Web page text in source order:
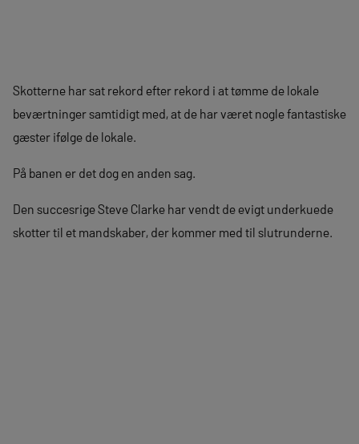
Skotterne har sat rekord efter rekord i at tømme de lokale
beværtninger samtidigt med, at de har været nogle fantastiske
gæster ifølge de lokale.
På banen er det dog en anden sag.
Den succesrige Steve Clarke har vendt de evigt underkuede
skotter til et mandskaber, der kommer med til slutrunderne.